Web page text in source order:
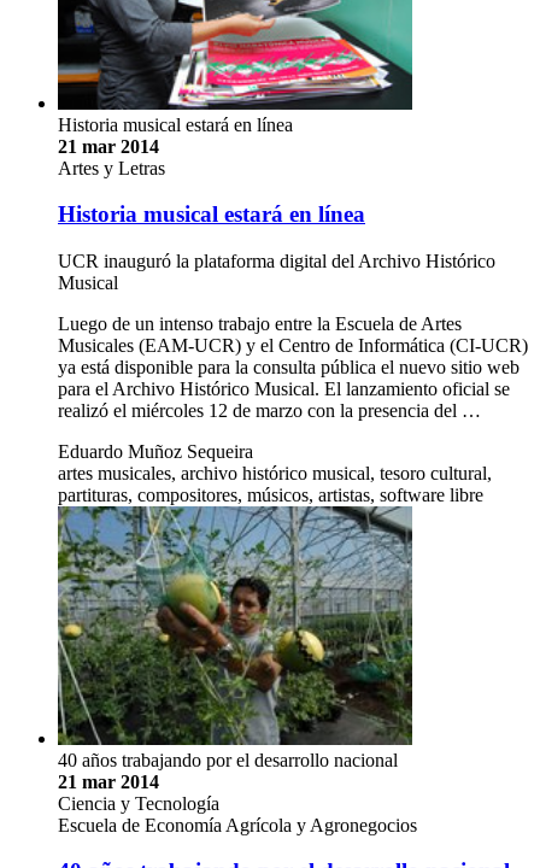
Historia musical estará en línea
21 mar 2014
Artes y Letras
Historia musical estará en línea
UCR inauguró la plataforma digital del Archivo Histórico
Musical
Luego de un intenso trabajo entre la Escuela de Artes
Musicales (EAM-UCR) y el Centro de Informática (CI-UCR)
ya está disponible para la consulta pública el nuevo sitio web
para el Archivo Histórico Musical. El lanzamiento oficial se
realizó el miércoles 12 de marzo con la presencia del …
Eduardo Muñoz Sequeira
artes musicales, archivo histórico musical, tesoro cultural,
partituras, compositores, músicos, artistas, software libre
40 años trabajando por el desarrollo nacional
21 mar 2014
Ciencia y Tecnología
Escuela de Economía Agrícola y Agronegocios